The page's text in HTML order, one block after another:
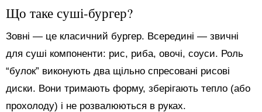
Що таке суші-бургер?
Зовні — це класичний бургер. Всередині — звичні
для суші компоненти: рис, риба, овочі, соуси. Роль
“булок” виконують два щільно спресовані рисові
диски. Вони тримають форму, зберігають тепло (або
прохолоду) і не розвалюються в руках.